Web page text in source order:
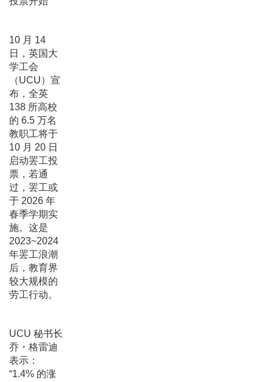
10 月 14
日，英国大
学工会
（UCU）宣
布，全英
138 所高校
的 6.5 万名
教职工将于
10 月 20 日
启动罢工投
票，若通
过，罢工或
于 2026 年
春季学期实
施。这是
2023~2024
年罢工浪潮
后，教育界
较大规模的
劳工行动。
UCU 秘书长
乔・格雷迪
表示：
“1.4% 的涨